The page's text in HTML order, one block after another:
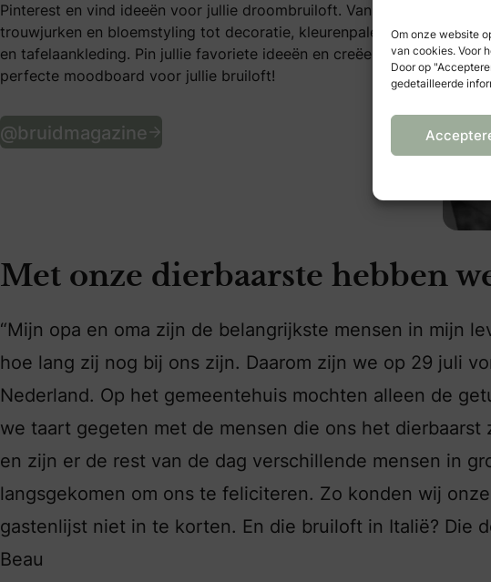
Om onze website
van cookies. Voor
Door op
gedetailleerde
Pinterest en vind ideeën voor jullie droombruiloft. Van
trouwjurken en bloemstyling tot decoratie, kleurenpaletten
en tafelaankleding. Pin jullie favoriete ideeën en creëer het
perfecte moodboard voor jullie bruiloft!
@bruidmagazine
Volg ons op Pinterest
Met onze dierbaarste hebben
“Mijn opa en oma zijn de belangrijkste mensen in mijn
hoe lang zij nog bij ons zijn. Daarom zijn we op 29 juli
Nederland. Op het gemeentehuis mochten alleen de
we taart gegeten met de mensen die ons het dierbaarst
en zijn er de rest van de dag verschillende mensen in
langsgekomen om ons te feliciteren. Zo konden wij
gastenlijst niet in te korten. En die bruiloft in Italië? Die
Beau